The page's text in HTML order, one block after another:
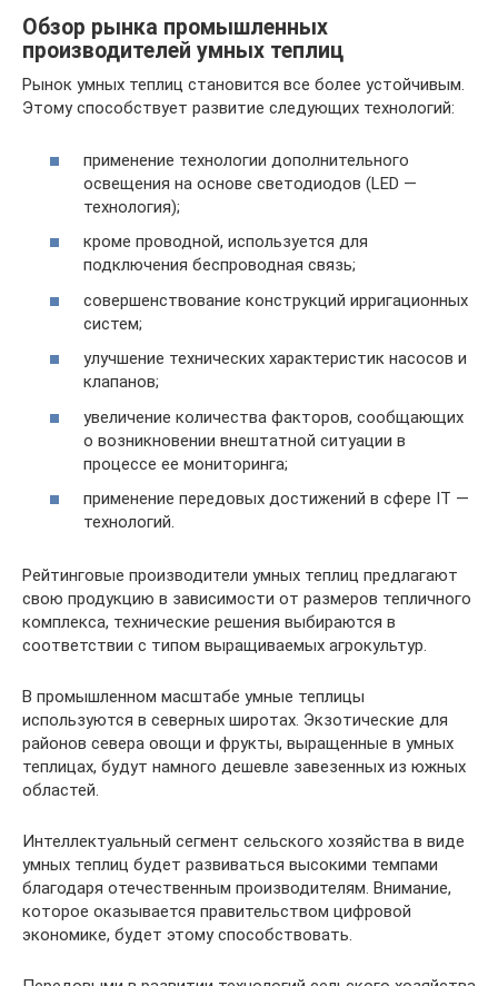
Обзор рынка промышленных
производителей умных теплиц
Рынок умных теплиц становится все более устойчивым.
Этому способствует развитие следующих технологий:
применение технологии дополнительного
освещения на основе светодиодов (LED —
технология);
кроме проводной, используется для
подключения беспроводная связь;
совершенствование конструкций ирригационных
систем;
улучшение технических характеристик насосов и
клапанов;
увеличение количества факторов, сообщающих
о возникновении внештатной ситуации в
процессе ее мониторинга;
применение передовых достижений в сфере IT —
технологий.
Рейтинговые производители умных теплиц предлагают
свою продукцию в зависимости от размеров тепличного
комплекса, технические решения выбираются в
соответствии с типом выращиваемых агрокультур.
В промышленном масштабе умные теплицы
используются в северных широтах. Экзотические для
районов севера овощи и фрукты, выращенные в умных
теплицах, будут намного дешевле завезенных из южных
областей.
Интеллектуальный сегмент сельского хозяйства в виде
умных теплиц будет развиваться высокими темпами
благодаря отечественным производителям. Внимание,
которое оказывается правительством цифровой
экономике, будет этому способствовать.